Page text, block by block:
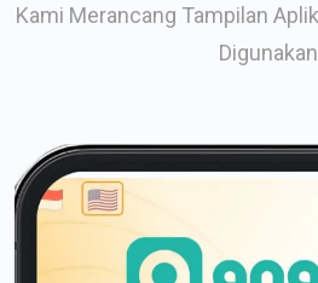
Kami Merancang Tampilan